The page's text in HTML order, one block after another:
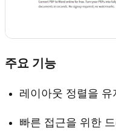
주요 기능
레이아웃 정렬을
빠른 접근을 위한